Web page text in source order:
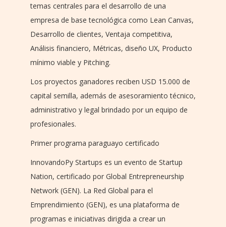
temas centrales para el desarrollo de una
empresa de base tecnológica como Lean Canvas,
Desarrollo de clientes, Ventaja competitiva,
Análisis financiero, Métricas, diseño UX, Producto
mínimo viable y Pitching.
Los proyectos ganadores reciben USD 15.000 de
capital semilla, además de asesoramiento técnico,
administrativo y legal brindado por un equipo de
profesionales.
Primer programa paraguayo certificado
InnovandoPy Startups es un evento de Startup
Nation, certificado por Global Entrepreneurship
Network (GEN). La Red Global para el
Emprendimiento (GEN), es una plataforma de
programas e iniciativas dirigida a crear un